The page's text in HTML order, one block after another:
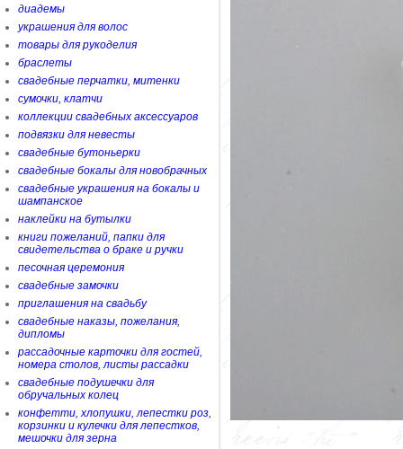
диадемы
украшения для волос
товары для рукоделия
браслеты
свадебные перчатки, митенки
сумочки, клатчи
коллекции свадебных аксессуаров
подвязки для невесты
свадебные бутоньерки
свадебные бокалы для новобрачных
свадебные украшения на бокалы и
шампанское
наклейки на бутылки
книги пожеланий, папки для
свидетельства о браке и ручки
песочная церемония
свадебные замочки
приглашения на свадьбу
свадебные наказы, пожелания,
дипломы
рассадочные карточки для гостей,
номера столов, листы рассадки
свадебные подушечки для
обручальных колец
конфетти, хлопушки, лепестки роз,
корзинки и кулечки для лепестков,
мешочки для зерна